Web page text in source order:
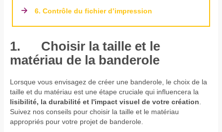
6. Contrôle du fichier d’impression
1. Choisir la taille et le
matériau de la banderole
Lorsque vous envisagez de créer une banderole, le choix de la
taille et du matériau est une étape cruciale qui influencera la
lisibilité, la durabilité et l'impact visuel de votre création
Suivez nos conseils pour choisir la taille et le matériau
appropriés pour votre projet de banderole.